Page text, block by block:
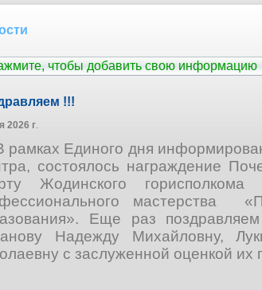
чтобы добавить свою информацию
!!!
2026 г.
Единого дня
состоялось награждение
Жодинского горисполкома
мастерства
Еще раз
Надежду Михайловну,
с заслуженной оценкой